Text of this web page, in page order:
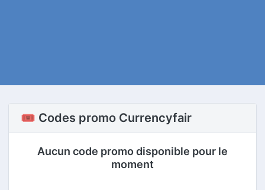
🎟️ Codes promo Currencyfair
Aucun code promo disponible pour le
moment